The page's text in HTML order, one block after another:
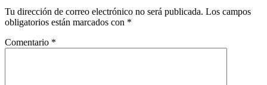
Tu dirección de correo electrónico no será publicada. Los campos
obligatorios están marcados con *
Comentario *